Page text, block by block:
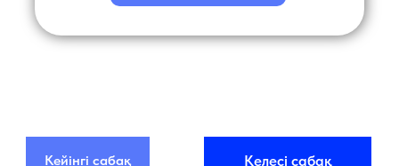
Келесі сабақ
Кейінгі сабақ